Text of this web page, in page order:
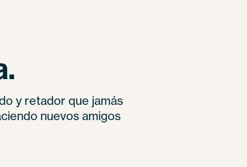
y retador que jamás
nuevos amigos